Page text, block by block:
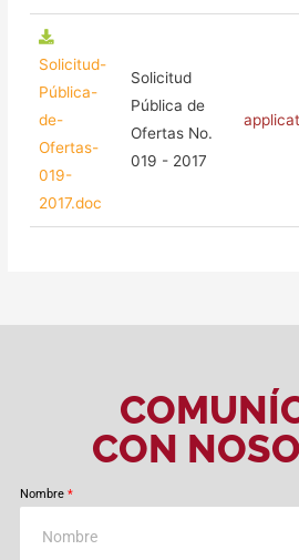
Solicitud-
Pública-
de-
Ofertas-
019-
2017.doc
Solicitud
Pública de
Ofertas No.
019 - 2017
CON
Nombre *